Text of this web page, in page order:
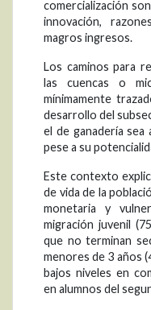
comercialización
innovación,
magros ingresos.
Los caminos para
las cuencas o
mínimamente
desarrollo del
el de ganadería
pese a su
Este contexto
de vida de la
monetaria y
migración juvenil
que no terminan
menores de 3 años
bajos niveles en
en alumnos del